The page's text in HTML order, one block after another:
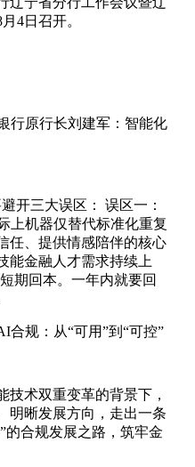
4日召开。
行原行长刘建军：智能化
开三大误区： 误区一：
上机器仅替代标准化重复
任、提供情感陪伴的核心
能金融人才需求持续上
期回本。一年内就要回
合规：从“可用”到“可控”
技术双重变革的背景下，
明晰发展方向，走出一条
的合规发展之路，筑牢金